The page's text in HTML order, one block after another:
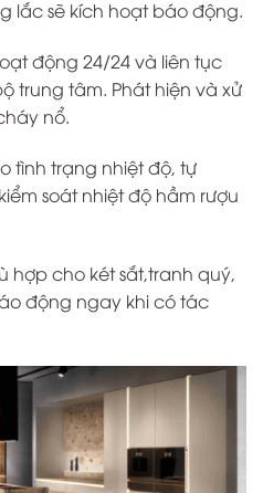
lắc sẽ kích hoạt báo động.
động 24/24 và liên tục
trung tâm. Phát hiện và xử
nổ.
tình trạng nhiệt độ, tự
soát nhiệt độ hầm rượu
cho két sắt,tranh quý,
động ngay khi có tác